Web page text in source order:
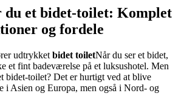
du et bidet-toilet: Komplet
og fordele
udtrykket bidet toiletNår du ser et bidet,
et fint badeværelse på et luksushotel. Men
bidet-toilet? Det er hurtigt ved at blive
i Asien og Europa, men også i Nord- og